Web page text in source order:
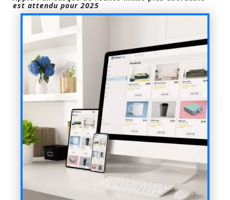
est attendu pour 2025